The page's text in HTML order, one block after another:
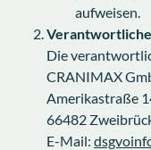
aufweisen.
Die
CRANIMAX
Amerikastraße
66482
E-Mail: